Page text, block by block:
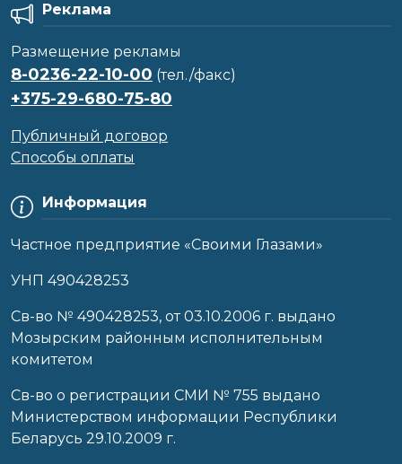
Информация
Частное предприятие «Своими Глазами»
УНП 490428253
Cв-во № 490428253, от 03.10.2006 г. выдано
Мозырским районным исполнительным
комитетом
Св-во о регистрации СМИ № 755 выдано
Министерством информации Республики
Беларусь 29.10.2009 г.
Реклама
Размещение рекламы
8-0236-22-10-00 (тел./факс)
+375-29-680-75-80
Публичный договор
Способы оплаты